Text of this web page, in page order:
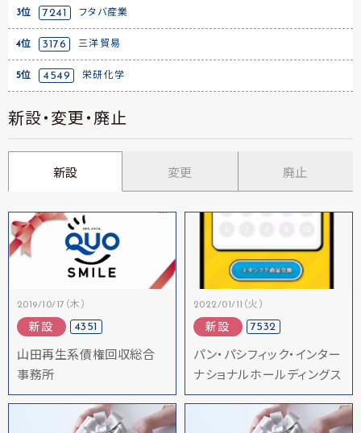
3位 7241 フタバ産業
4位 3176 三洋貿易
5位 4549 栄研化学
新設・変更・廃止
新設 変更 廃止
2019/10/17（木）
新設 4351
山田再生系債権回収総合
事務所
2022/01/11（火）
新設 7532
パン・パシフィック・インター
ナショナルホールディングス